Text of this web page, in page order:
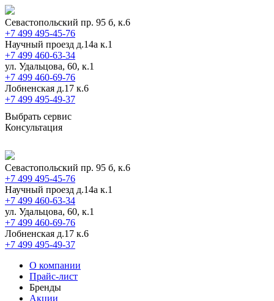
Севастопольский пр. 95 б, к.6
+7 499 495-45-76
Научный проезд д.14а к.1
+7 499 460-63-34
ул. Удальцова, 60, к.1
+7 499 460-69-76
Лобненская д.17 к.6
+7 499 495-49-37
Выбрать сервис
Консультация
Севастопольский пр. 95 б, к.6
+7 499 495-45-76
Научный проезд д.14а к.1
+7 499 460-63-34
ул. Удальцова, 60, к.1
+7 499 460-69-76
Лобненская д.17 к.6
+7 499 495-49-37
О компании
Прайс-лист
Бренды
Акции